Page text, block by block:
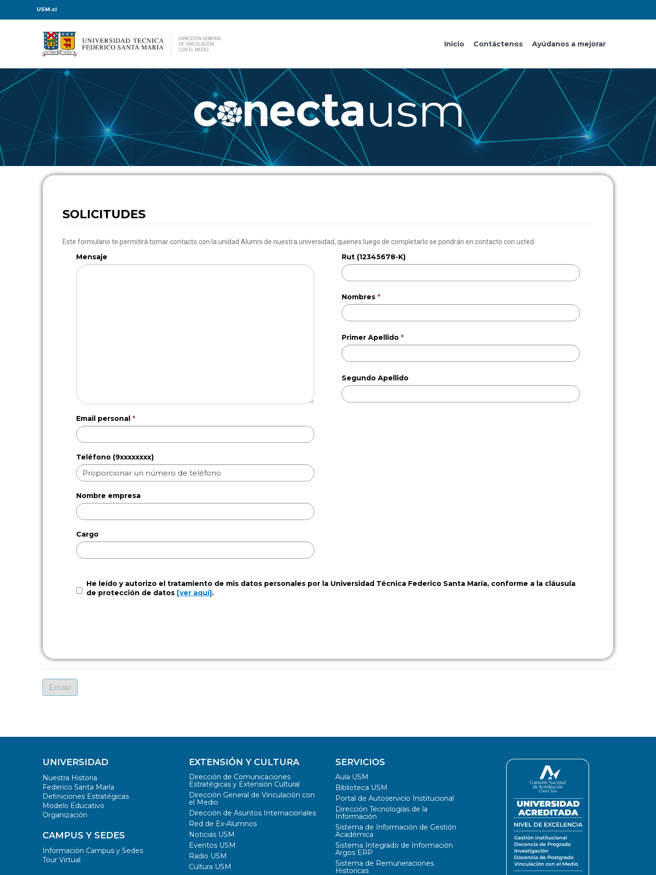
USM.cl
Inicio Contáctenos Ayúdanos a mejorar
SOLICITUDES
Este formulario te permitirá tomar contacto con la unidad Alumni de nuestra universidad, quienes luego de completarlo se pondrán en contacto con usted.
Mensaje Rut (12345678-K)
Nombres
Primer Apellido
Segundo Apellido
Email personal
Teléfono (9xxxxxxxx)
Nombre empresa
Cargo
He leído y autorizo el tratamiento de mis datos personales por la Universidad Técnica Federico Santa María, conforme a la cláusula
de protección de datos [ver aquí].
UNIVERSIDAD
Nuestra Historia
Federico Santa María
Definiciones Estratégicas
Modelo Educativo
Organización
CAMPUS Y SEDES
Información Campus y Sedes
Tour Virtual
EXTENSIÓN Y CULTURA
Dirección de Comunicaciones
Estratégicas y Extensión Cultural
Dirección General de Vinculación con
el Medio
Dirección de Asuntos Internacionales
Red de Ex-Alumnos
Noticias USM
Eventos USM
Radio USM
Cultura USM
SERVICIOS
Aula USM
Biblioteca USM
Portal de Autoservicio Institucional
Dirección Tecnologías de la
Información
Sistema de Información de Gestión
Académica
Sistema Integrado de Información
Argos ERP
Sistema de Remuneraciones
Historicas